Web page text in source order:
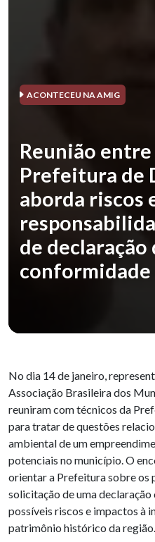
ACONTECEU NA AMIG
Reunião
Prefeitura de
aborda riscos
de declaração
No dia 14 de janeiro,
Associação Brasileira dos
reuniram com técnicos da
para tratar de questões
ambiental de um
potenciais no município. O
orientar a Prefeitura sobre os
solicitação de uma
possíveis riscos e impactos à
patrimônio histórico da região.